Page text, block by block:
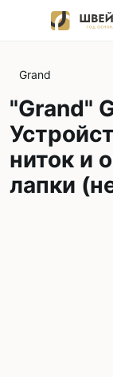
Grand
"Grand"
ниток и
лапки